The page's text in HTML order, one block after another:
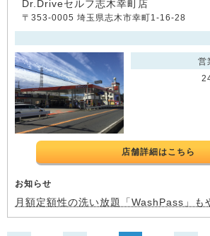
Dr.Driveセルフ志木幸町店
〒353-0005 埼玉県志木市幸町1-16-28
営
店舗詳細はこちら
お知らせ
月額定額性の洗い放題「WashPass」も